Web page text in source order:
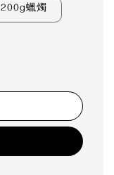
200g蠟燭